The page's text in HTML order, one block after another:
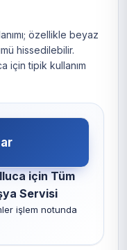
özellikle beyaz
hissedilebilir.
için tipik kullanım
için Tüm
Servisi
işlem notunda